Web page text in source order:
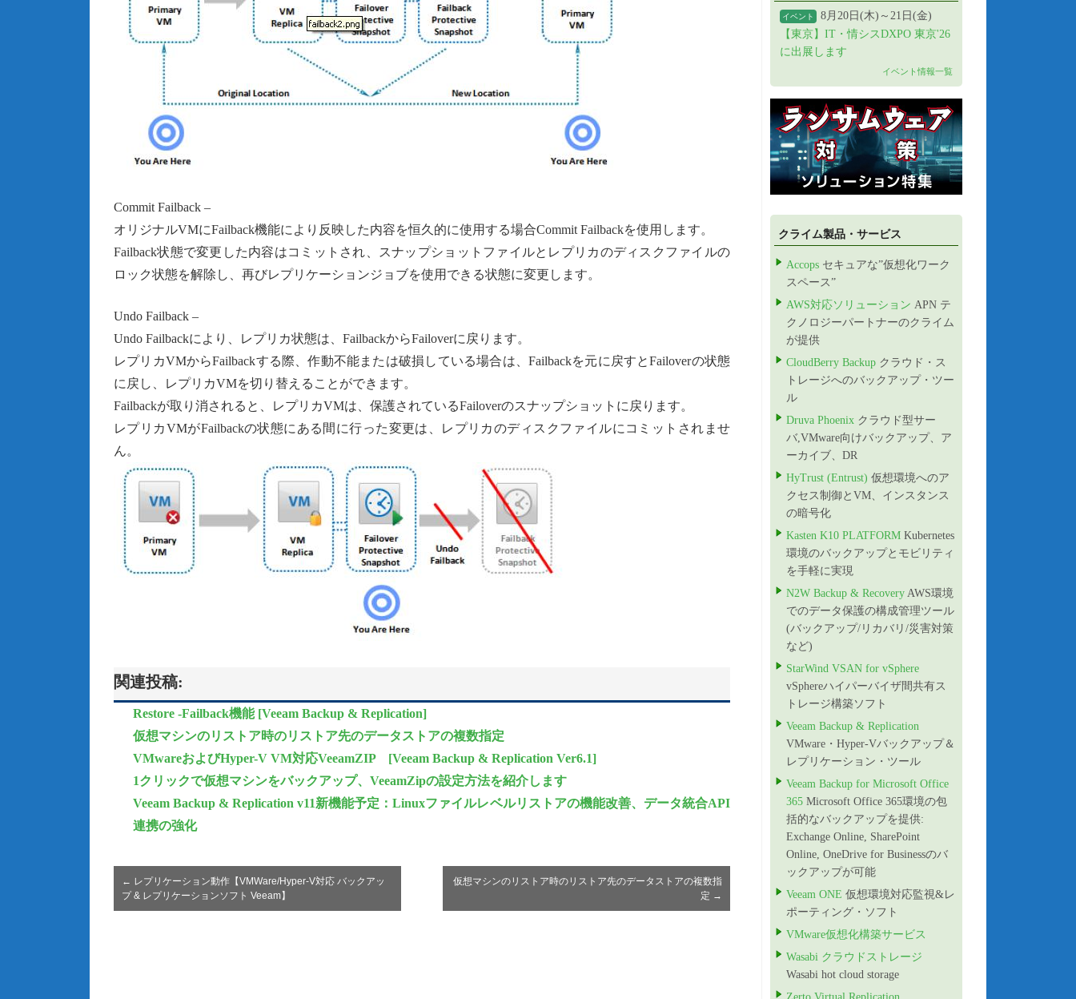
Commit Failback –
オリジナルVMにFailback機能により反映した内容を恒久的に使用する場合Commit Failbackを使用します。
Failback状態で変更した内容はコミットされ、スナップショットファイルとレプリカのディスクファイルの
ロック状態を解除し、再びレプリケーションジョブを使用できる状態に変更します。
Undo Failback –
Undo Failbackにより、レプリカ状態は、FailbackからFailoverに戻ります。
レプリカVMからFailbackする際、作動不能または破損している場合は、Failbackを元に戻すとFailoverの状態
に戻し、レプリカVMを切り替えることができます。
Failbackが取り消されると、レプリカVMは、保護されているFailoverのスナップショットに戻ります。
レプリカVMがFailbackの状態にある間に行った変更は、レプリカのディスクファイルにコミットされませ
ん。
関連投稿:
Restore -Failback機能 [Veeam Backup & Replication]
仮想マシンのリストア時のリストア先のデータストアの複数指定
VMwareおよびHyper-V VM対応VeeamZIP [Veeam Backup & Replication Ver6.1]
1クリックで仮想マシンをバックアップ、VeeamZipの設定方法を紹介します
Veeam Backup & Replication v11新機能予定：Linuxファイルレベルリストアの機能改善、データ統合API
連携の強化
← レプリケーション動作【VMWare/Hyper-V対応 バックアッ
プ & レプリケーションソフト Veeam】
仮想マシンのリストア時のリストア先のデータストアの複数指
定 →
イベント
8月20日(木)～21日(金)
【東京】IT・情シスDXPO 東京'26
に出展します
イベント情報一覧
クライム製品・サービス
Accops セキュアな”仮想化ワーク
スペース”
AWS対応ソリューション APN テ
クノロジーパートナーのクライム
が提供
CloudBerry Backup クラウド・ス
トレージへのバックアップ・ツー
ル
Druva Phoenix クラウド型サー
バ,VMware向けバックアップ、ア
ーカイブ、DR
HyTrust (Entrust) 仮想環境へのア
クセス制御とVM、インスタンス
の暗号化
Kasten K10 PLATFORM Kubernetes
環境のバックアップとモビリティ
を手軽に実現
N2W Backup & Recovery AWS環境
でのデータ保護の構成管理ツール
(バックアップ/リカバリ/災害対策
など)
StarWind VSAN for vSphere
vSphereハイパーバイザ間共有ス
トレージ構築ソフト
Veeam Backup & Replication
VMware・Hyper-Vバックアップ＆
レプリケーション・ツール
Veeam Backup for Microsoft Office
365 Microsoft Office 365環境の包
括的なバックアップを提供:
Exchange Online, SharePoint
Online, OneDrive for Businessのバ
ックアップが可能
Veeam ONE 仮想環境対応監視&レ
ポーティング・ソフト
VMware仮想化構築サービス
Wasabi クラウドストレージ
Wasabi hot cloud storage